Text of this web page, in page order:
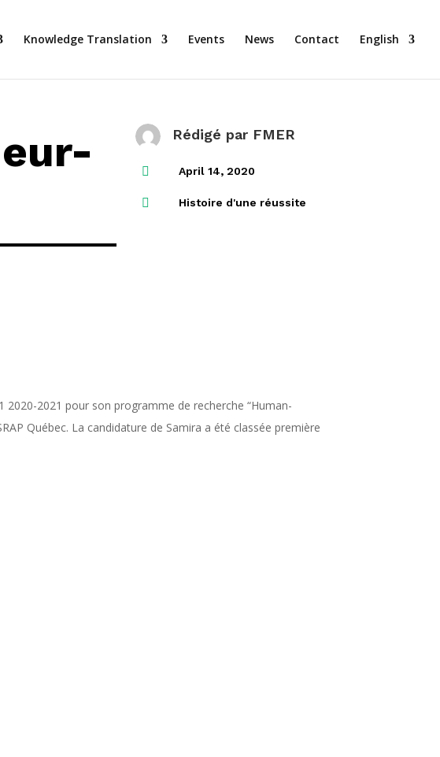
Knowledge Translation Events News Contact English
Rédigé par FMER
 April 14, 2020
 Histoire d'une réussite
2020-2021 pour son programme de recherche “Human-
Québec. La candidature de Samira a été classée première